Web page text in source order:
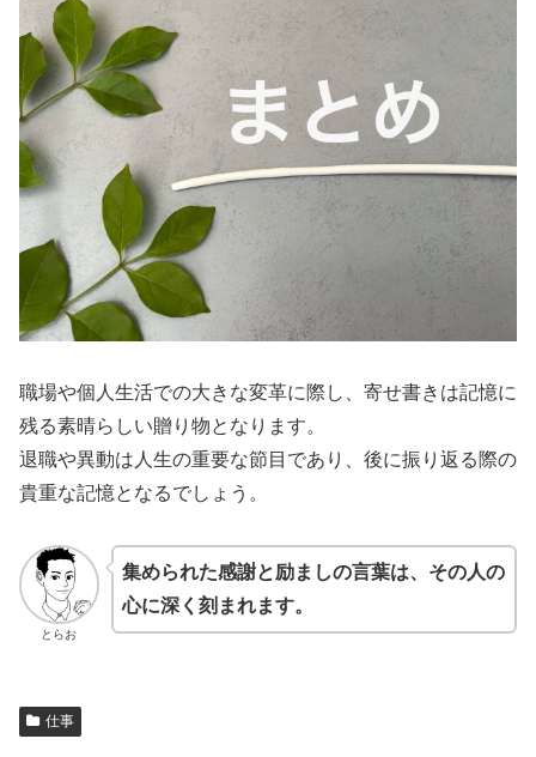
職場や個人生活での大きな変革に際し、寄せ書きは記憶に
残る素晴らしい贈り物となります。
退職や異動は人生の重要な節目であり、後に振り返る際の
貴重な記憶となるでしょう。
とらお
集められた感謝と励ましの言葉は、その人の
心に深く刻まれます。
仕事